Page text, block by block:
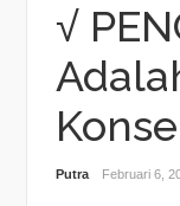
√
Putra Februari 6,